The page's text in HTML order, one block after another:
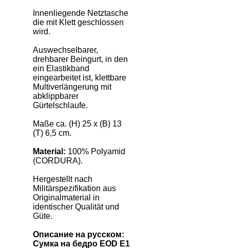
Innenliegende Netztasche
die mit Klett geschlossen
wird.
Auswechselbarer,
drehbarer Beingurt, in den
ein Elastikband
eingearbeitet ist, klettbare
Multiverlängerung mit
abklippbarer
Gürtelschlaufe.
Maße ca. (H) 25 x (B) 13
(T) 6,5 cm.
Material: 100% Polyamid
(CORDURA).
Hergestellt nach
Militärspezifikation aus
Originalmaterial in
identischer Qualität und
Güte.
Описание на русском:
Сумка на бедро EOD E1